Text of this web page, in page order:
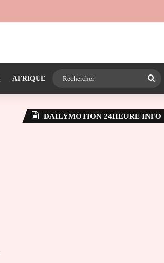
24heureinfo sur WhatsApp
latérale)
AFRIQUE
DAILYMOTION 24HEURE INFO